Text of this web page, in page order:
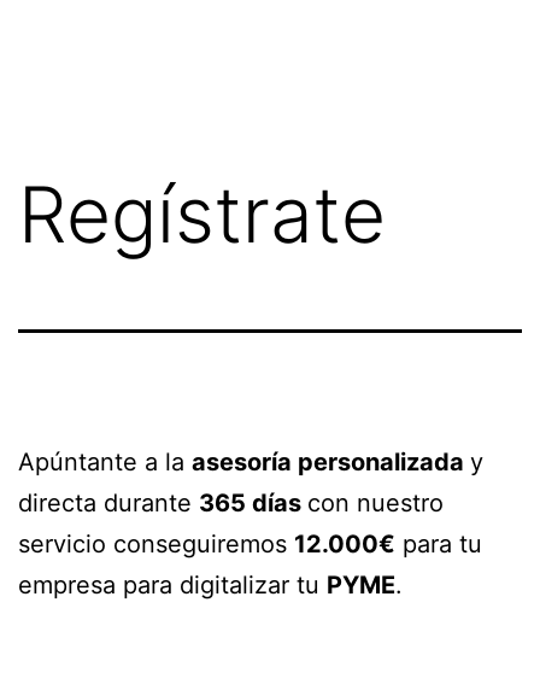
Regístrate
Apúntante a la asesoría personalizada y
directa durante 365 días con nuestro
servicio conseguiremos 12.000€ para tu
empresa para digitalizar tu PYME.